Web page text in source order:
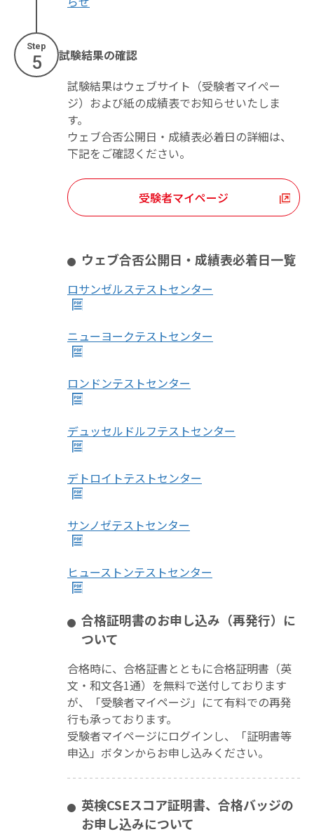
Step
5
試験結果の確認
試験結果はウェブサイト（受験者マイぺー
ジ）および紙の成績表でお知らせいたしま
す。
ウェブ合否公開日・成績表必着日の詳細は、
下記をご確認ください。
受験者マイページ
ウェブ合否公開日・成績表必着日一覧
ロサンゼルステストセンター
ニューヨークテストセンター
ロンドンテストセンター
デュッセルドルフテストセンター
デトロイトテストセンター
サンノゼテストセンター
ヒューストンテストセンター
合格証明書のお申し込み（再発行）に
ついて
合格時に、合格証書とともに合格証明書（英
文・和文各1通）を無料で送付しております
が、「受験者マイページ」にて有料での再発
行も承っております。
受験者マイページにログインし、「証明書等
申込」ボタンからお申し込みください。
英検CSEスコア証明書、合格バッジの
お申し込みについて